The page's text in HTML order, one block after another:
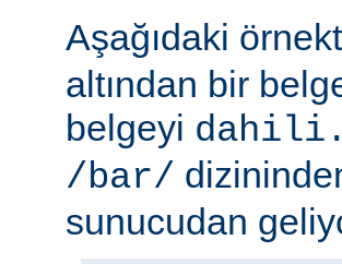
Aşağıdaki
altından bir
belgeyi
/bar/
sunucudan